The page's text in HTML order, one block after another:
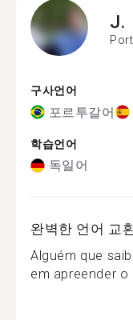
J.
구사언어
포르투갈어
학습언어
독일어
완벽한 언어 교
Alguém que
em apreender o